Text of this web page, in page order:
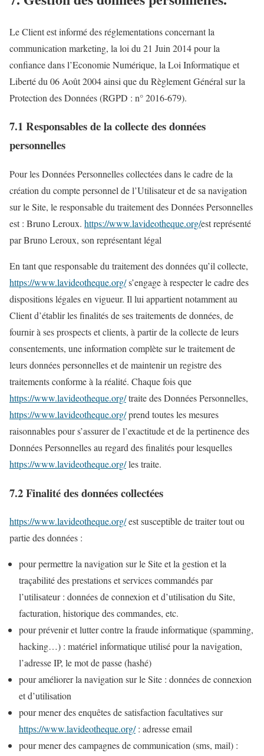
Le Client est informé des réglementations concernant la
communication marketing, la loi du 21 Juin 2014 pour la
confiance dans l’Economie Numérique, la Loi Informatique et
Liberté du 06 Août 2004 ainsi que du Règlement Général sur la
Protection des Données (RGPD : n° 2016-679).
7.1 Responsables de la collecte des données
personnelles
Pour les Données Personnelles collectées dans le cadre de la
création du compte personnel de l’Utilisateur et de sa navigation
sur le Site, le responsable du traitement des Données Personnelles
est : Bruno Leroux. https://www.lavideotheque.org/est représenté
par Bruno Leroux, son représentant légal
En tant que responsable du traitement des données qu’il collecte,
https://www.lavideotheque.org/s’engage à respecter le cadre des
dispositions légales en vigueur. Il lui appartient notamment au
Client d’établir les finalités de ses traitements de données, de
fournir à ses prospects et clients, à partir de la collecte de leurs
consentements, une information complète sur le traitement de
leurs données personnelles et de maintenir un registre des
traitements conforme à la réalité. Chaque fois que
https://www.lavideotheque.org/traite des Données Personnelles,
https://www.lavideotheque.org/prend toutes les mesures
raisonnables pour s’assurer de l’exactitude et de la pertinence des
Données Personnelles au regard des finalités pour lesquelles
https://www.lavideotheque.org/les traite.
7.2 Finalité des données collectées
https://www.lavideotheque.org/est susceptible de traiter tout ou
partie des données :
pour permettre la navigation sur le Site et la gestion et la
traçabilité des prestations et services commandés par
l’utilisateur : données de connexion et d’utilisation du Site,
facturation, historique des commandes, etc.
pour prévenir et lutter contre la fraude informatique (spamming,
hacking…) : matériel informatique utilisé pour la navigation,
l’adresse IP, le mot de passe (hashé)
pour améliorer la navigation sur le Site : données de connexion
et d’utilisation
pour mener des enquêtes de satisfaction facultatives sur
https://www.lavideotheque.org/: adresse email
pour mener des campagnes de communication (sms, mail) :